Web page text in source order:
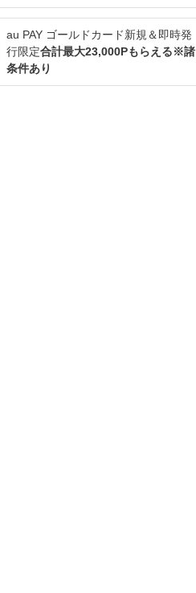
au PAY ゴールドカード新規＆即時発
行限定合計最大23,000Pもらえる※諸
条件あり